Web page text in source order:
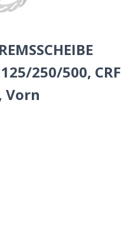
250/500, CRF
Vorn